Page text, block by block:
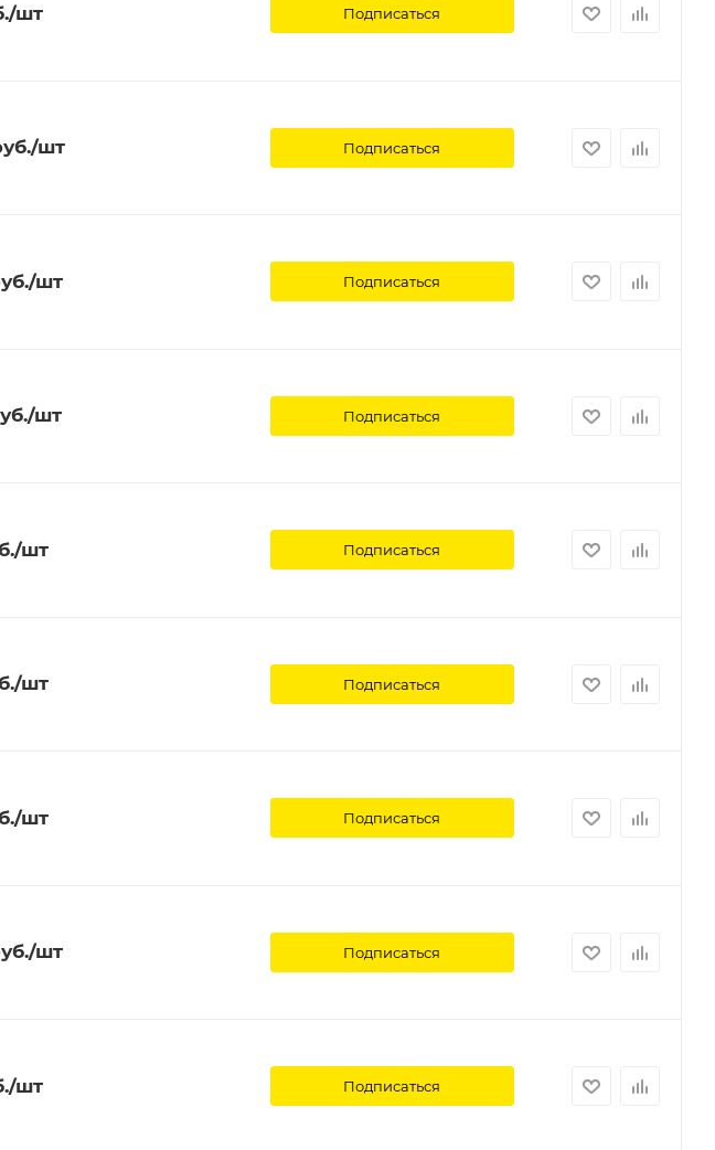
/шт Подписаться
/шт Подписаться
/шт Подписаться
/шт Подписаться
/шт Подписаться
/шт Подписаться
/шт Подписаться
/шт Подписаться
/шт Подписаться